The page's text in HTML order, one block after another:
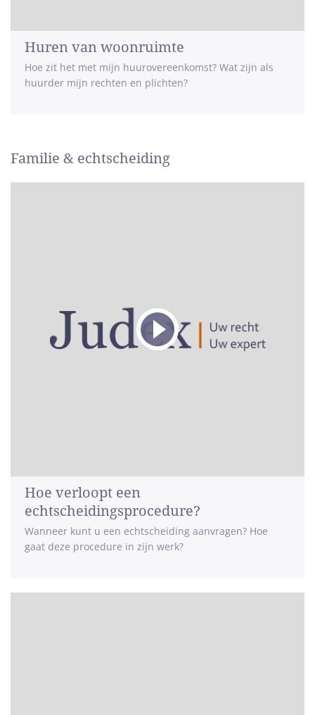
Huren van woonruimte
Hoe zit het met mijn huurovereenkomst? Wat zijn als
huurder mijn rechten en plichten?
Familie & echtscheiding
Hoe verloopt een
echtscheidingsprocedure?
Wanneer kunt u een echtscheiding aanvragen? Hoe
gaat deze procedure in zijn werk?